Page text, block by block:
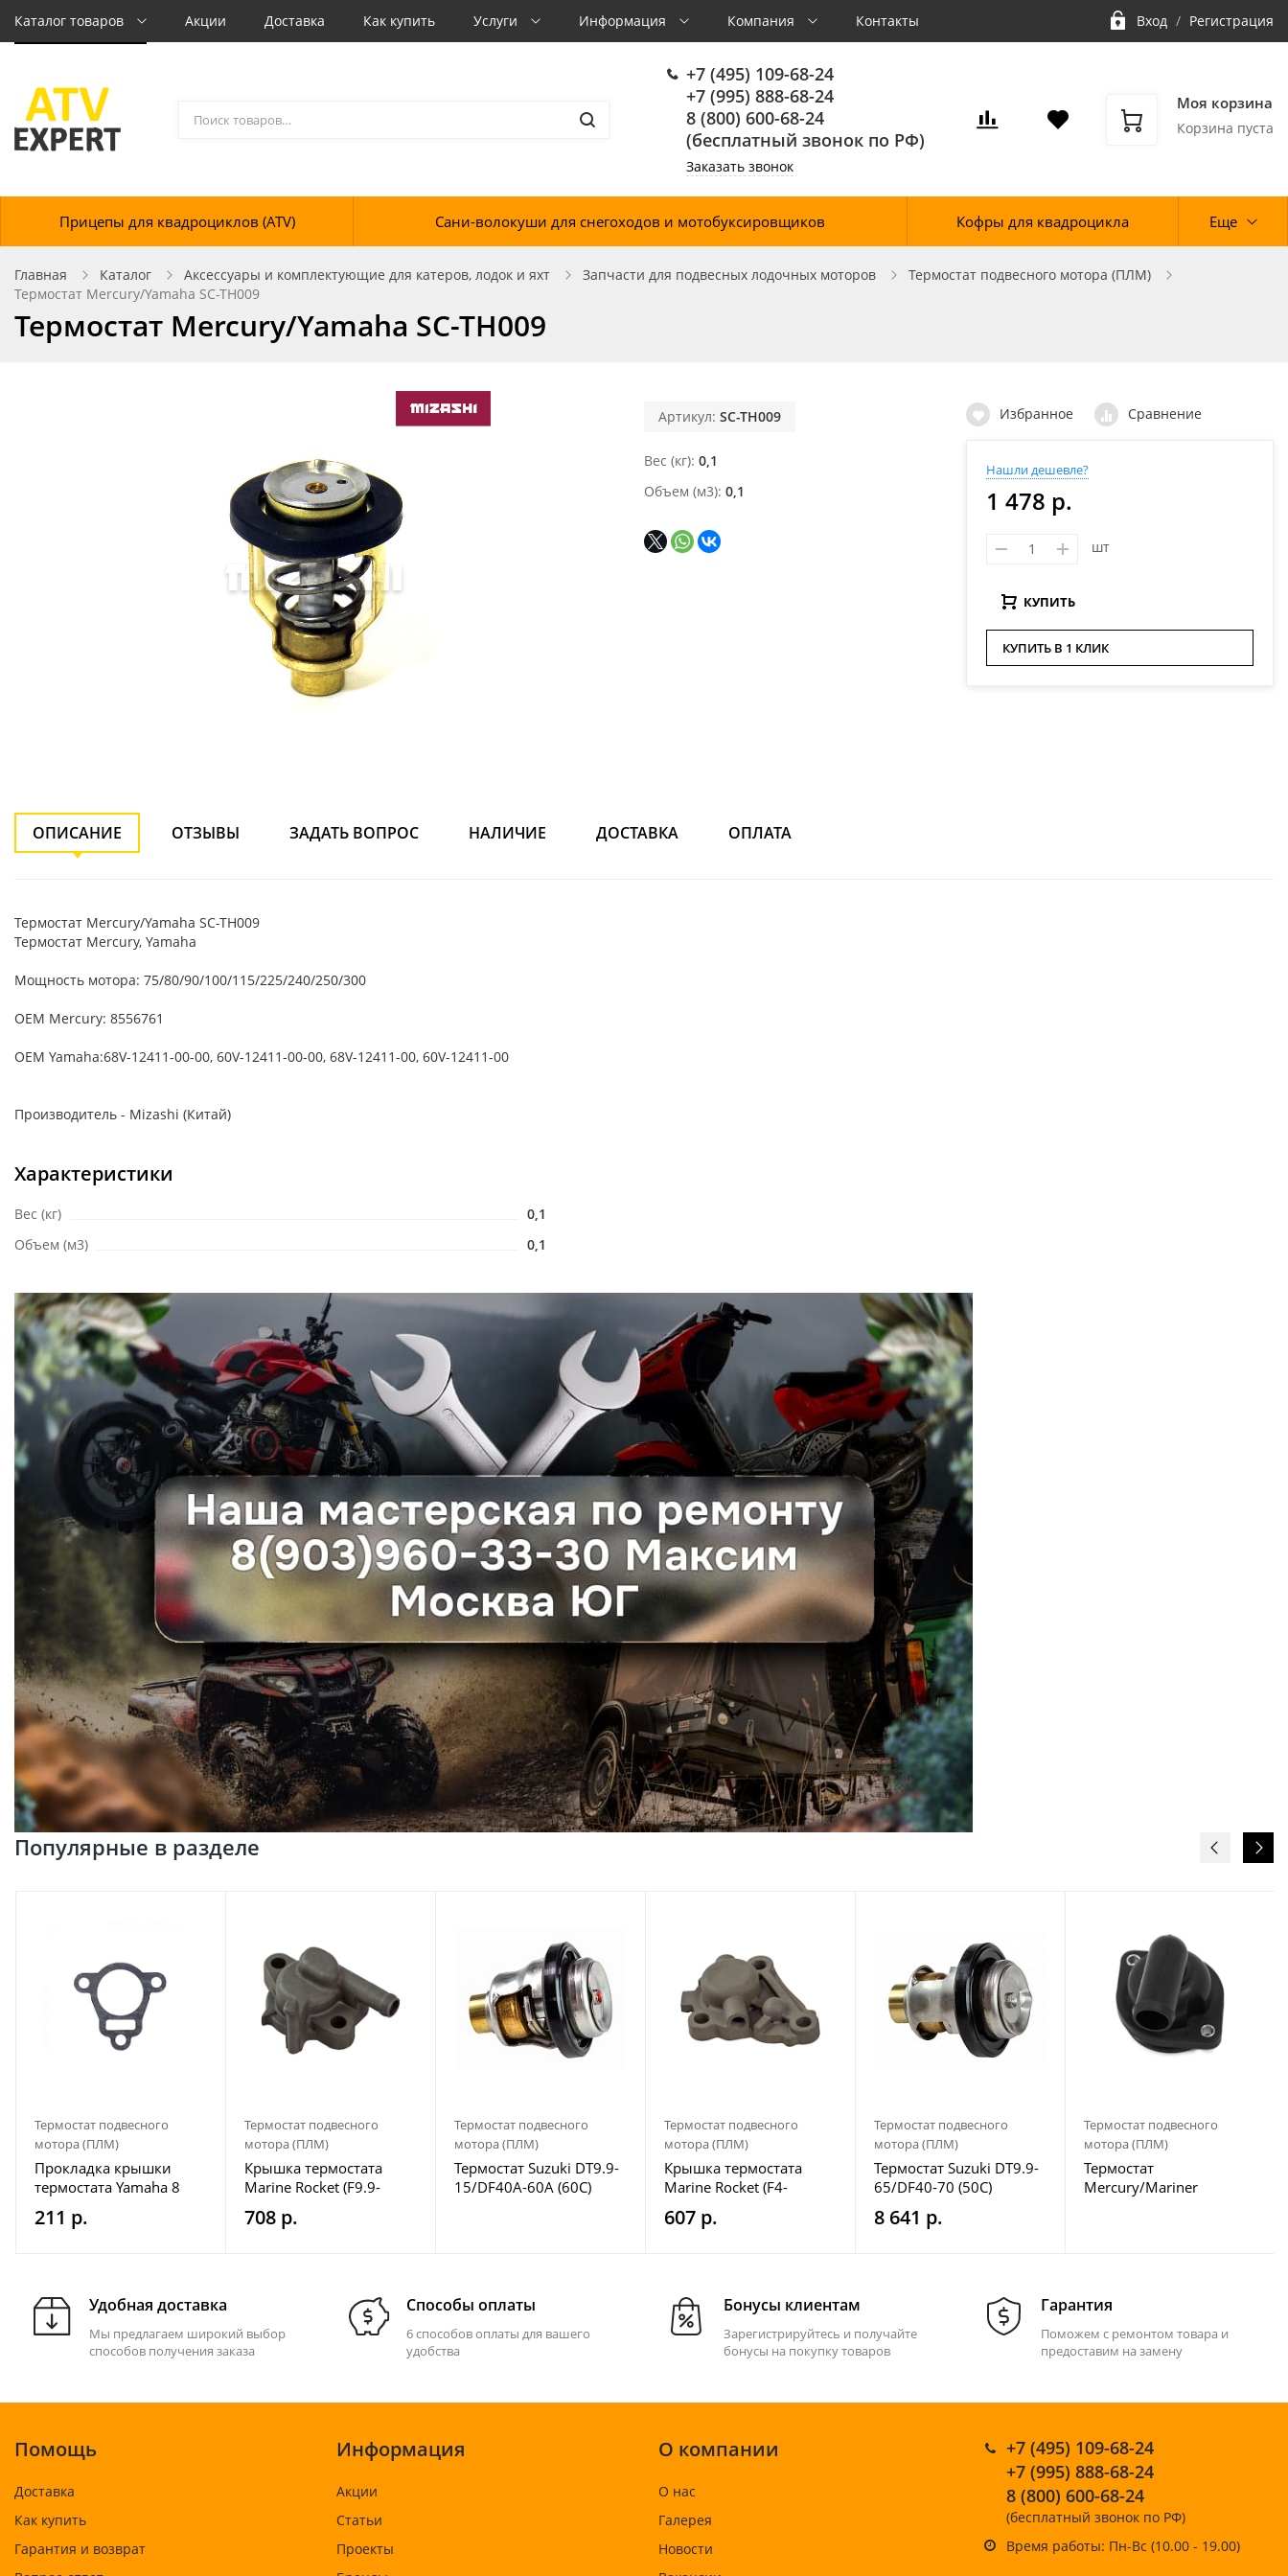
Каталог товаров Акции Доставка Как купить Услуги Информация Компания Контакты Вход / Регистрация
+7 (495) 109-68-24
+7 (995) 888-68-24
8 (800) 600-68-24
(бесплатный звонок по РФ)
Заказать звонок
Моя корзина
Корзина пуста
Прицепы для квадроциклов (ATV) Сани-волокуши для снегоходов и мотобуксировщиков Кофры для квадроцикла Еще
Главная Каталог Аксессуары и комплектующие для катеров, лодок и яхт Запчасти для подвесных лодочных моторов
Термостат подвесного мотора (ПЛМ)
Термостат Mercury/Yamaha SC-TH009
Термостат Mercury/Yamaha SC-TH009
Артикул: SC-TH009
Вес (кг) 0,1
Объем (м3) 0,1
Избранное Сравнение
Нашли дешевле?
1 478 р.
шт
КУПИТЬ
КУПИТЬ В 1 КЛИК
ОПИСАНИЕ ОТЗЫВЫ ЗАДАТЬ ВОПРОС НАЛИЧИЕ ДОСТАВКА ОПЛАТА
Термостат Mercury/Yamaha SC-TH009
Термостат Mercury, Yamaha
Мощность мотора: 75/80/90/100/115/225/240/250/300
OEM Mercury: 8556761
OEM Yamaha:68V-12411-00-00, 60V-12411-00-00, 68V-12411-00, 60V-12411-00
Производитель - Mizashi (Китай)
Характеристики
Вес (кг)
0,1
Объем (м3)
0,1
Популярные в разделе
Термостат подвесного
мотора (ПЛМ)
Прокладка крышки
термостата Yamaha 8
211 р.
Термостат подвесного
мотора (ПЛМ)
Крышка термостата
Marine Rocket (F9.9-
01.01.00.02)
708 р.
Термостат подвесного
мотора (ПЛМ)
Термостат Suzuki DT9.9-
15/DF40A-60A (60C)
Термостат подвесного
мотора (ПЛМ)
Крышка термостата
Marine Rocket (F4-
01.06.29)
607 р.
Термостат подвесного
мотора (ПЛМ)
Термостат Suzuki DT9.9-
65/DF40-70 (50С)
8 641 р.
Термостат подвесного
мотора (ПЛМ)
Термостат
Mercury/Mariner
Удобная доставка
Мы предлагаем широкий выбор
способов получения заказа
Способы оплаты
6 способов оплаты для вашего
удобства
Бонусы клиентам
Зарегистрируйтесь и получайте
бонусы на покупку товаров
Гарантия
Поможем с ремонтом товара и
предоставим на замену
Помощь
Доставка
Как купить
Гарантия и возврат
Информация
Акции
Статьи
Проекты
О компании
О нас
Галерея
Новости
+7 (495) 109-68-24
+7 (995) 888-68-24
8 (800) 600-68-24
(бесплатный звонок по РФ)
Время работы: Пн-Вс (10.00 - 19.00)